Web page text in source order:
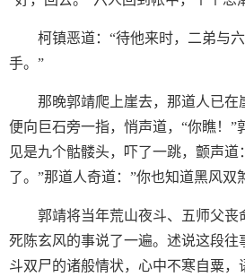
柯镇恶道：“待他来时，二弟与
手。”
那晚郭靖爬上崖去，那道人已在
便向巨石旁一指，悄声道，“你瞧！”
见是九个骷髅头，吓了一跳，颤声
了。”那道人奇道：”你也知道黑风双
郭靖将当年荒山夜斗、五师父丧
死陈玄风的事说了一遍。述说这段往
斗双尸的诸般情状，心中不寒自粟，